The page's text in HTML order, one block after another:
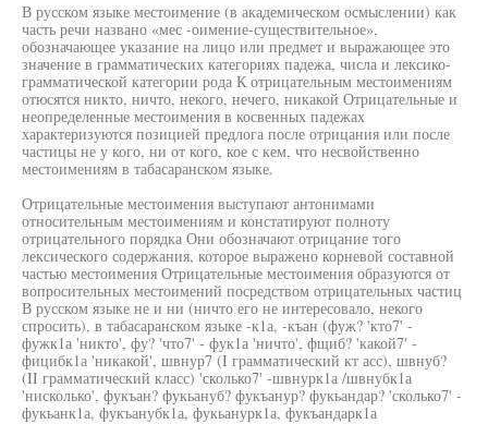
В русском языке местоимение (в академическом осмыслении) как
часть речи названо «мес -оимение-существительное»,
обозначающее указание на лицо или предмет и выражающее это
значение в грамматических категориях падежа, числа и лексико-
грамматической категории рода К отрицательным местоимениям
отюсятся никто, ничто, некого, нечего, никакой Отрицательные и
неопределенные местоимения в косвенных падежах
характеризуются позицией предлога после отрицания или после
частицы не у кого, ни от кого, кое с кем, что несвойственно
местоимениям в табасаранском языке.
Отрицательные местоимения выступают антонимами
относительным местоимениям и констатируют полноту
отрицательного порядка Они обозначают отрицание того
лексического содержания, которое выражено корневой составной
частью местоимения Отрицательные местоимения образуются от
вопросительных местоимений посредством отрицательных частиц
В русском языке не и ни (ничто его не интересовало, некого
спросить), в табасаранском языке -к1а, -къан (фуж? 'кто7' -
фужк1а 'никто', фу? 'что7' - фук1а 'ничто', фщиб? 'какой7' -
фицибк1а 'никакой', швнур7 (I грамматический кт асс), швнуб?
(II грамматический класс) 'сколько7' -швнурк1а /швнубк1а
'нисколько', фукъан? фукьануб? фукъанур? фукьандар? 'сколько7' -
фукьанк1а, фукъанубк1а, фукьанурк1а, фукъандарк1а